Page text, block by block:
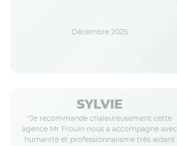
Décembre 2025
SYLVIE
"Je recommande chaleureusement cette
agence Mr Frouin nous a accompagné avec
humanité et professionnalisme très aidant